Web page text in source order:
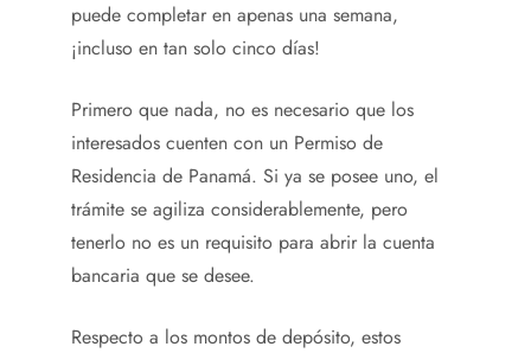
puede completar en apenas una semana,
¡incluso en tan solo cinco días!
Primero que nada, no es necesario que los
interesados cuenten con un Permiso de
Residencia de Panamá. Si ya se posee uno, el
trámite se agiliza considerablemente, pero
tenerlo no es un requisito para abrir la cuenta
bancaria que se desee.
Respecto a los montos de depósito, estos